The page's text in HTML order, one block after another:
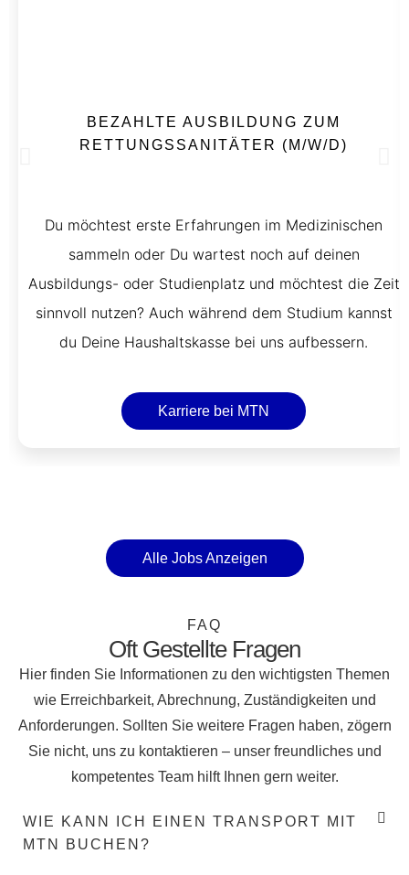
BEZAHLTE AUSBILDUNG ZUM
RETTUNGSSANITÄTER (M/W/D)
Du möchtest erste Erfahrungen im Medizinischen
sammeln oder Du wartest noch auf deinen
Ausbildungs- oder Studienplatz und möchtest die Zeit
sinnvoll nutzen? Auch während dem Studium kannst
du Deine Haushaltskasse bei uns aufbessern.
Karriere bei MTN
Alle Jobs Anzeigen
FAQ
Oft Gestellte Fragen
Hier finden Sie Informationen zu den wichtigsten Themen
wie Erreichbarkeit, Abrechnung, Zuständigkeiten und
Anforderungen. Sollten Sie weitere Fragen haben, zögern
Sie nicht, uns zu kontaktieren – unser freundliches und
kompetentes Team hilft Ihnen gern weiter.
WIE KANN ICH EINEN TRANSPORT MIT
MTN BUCHEN?